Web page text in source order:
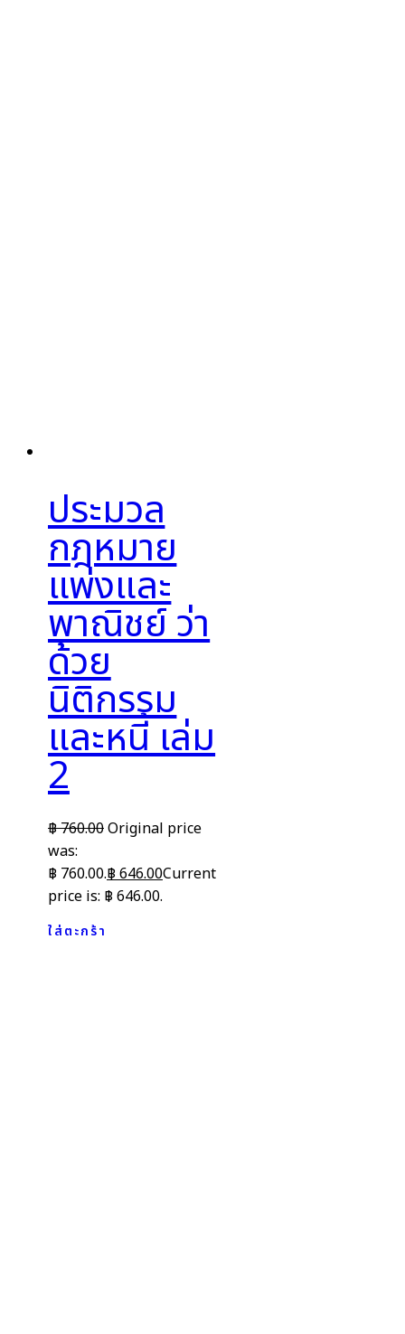
ประมวล
กฎหมาย
แพ่งและ
พาณิชย์ ว่า
ด้วย
นิติกรรม
และหนี้ เล่ม
2
฿760.00Original price
was:
฿ 760.00.฿ 646.00Current
price is: ฿ 646.00.
ใส่ตะกร้า